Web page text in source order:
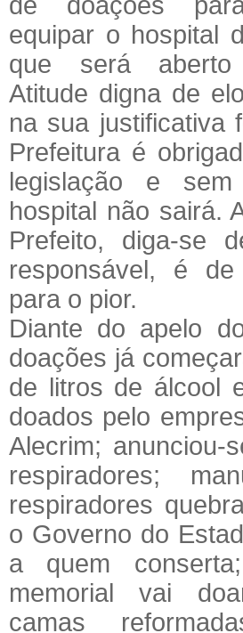
equipar o hospital
que será
Atitude digna de
na sua justificativa
Prefeitura é
legislação e
hospital não sairá.
Prefeito, diga-se
responsável, é
para o pior.
Diante do apelo
doações já
de litros de álcool
doados pelo
Alecrim; anunciou-
respiradores;
respiradores
o Governo do
a quem
memorial vai
camas